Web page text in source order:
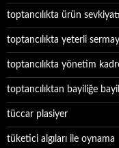
toptancılıkta ürün
toptancılıkta yeterli
toptancılıkta yönetim
toptancılıktan bayiliğe
tüccar plasiyer
tüketici algıları ile oynama